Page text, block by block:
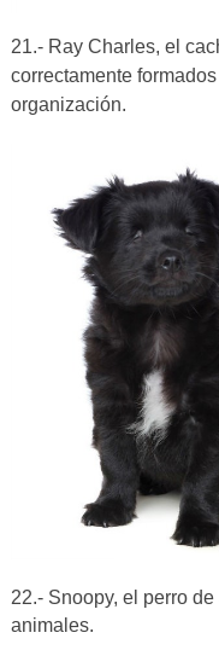
21.- Ray Charles, el
correctamente
organización.
22.- Snoopy, el perro
animales.